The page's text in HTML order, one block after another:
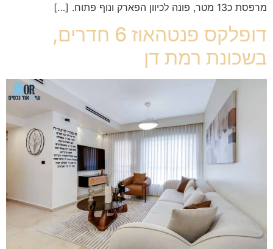
מרפסת כ13 מטר, פונה לכיוון הפארק ונוף פתוח. […]
דופלקס פנטהאוז 6 חדרים,
בשכונת רמת דן